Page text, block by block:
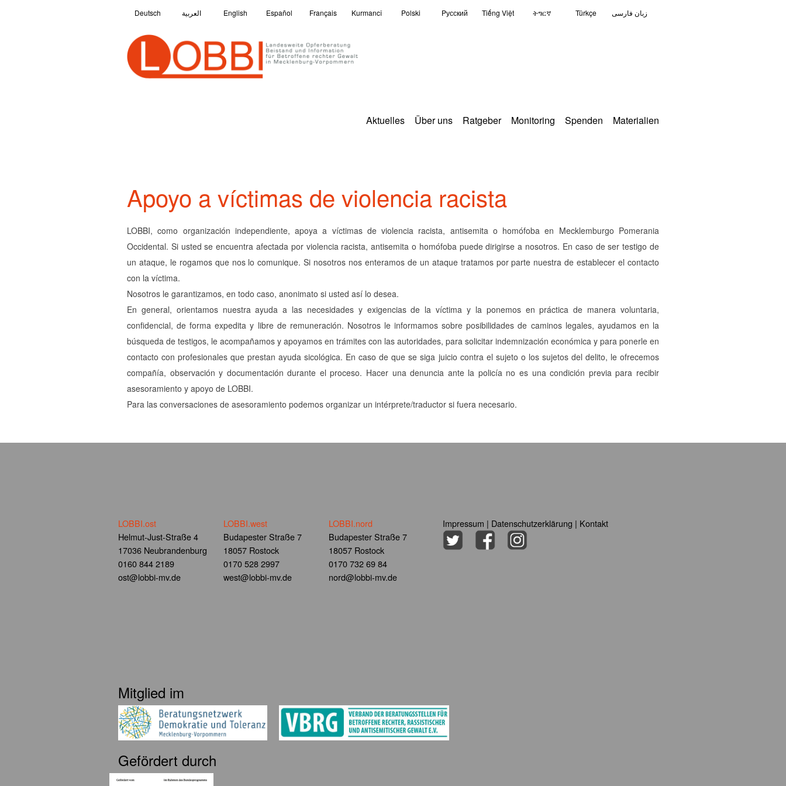
Deutsch العربية English Español Français Kurmancî Polski Pусский Tiếng Việt ትግርኛ Türkçe زبان فارسی
Aktuelles Über uns Ratgeber Monitoring Spenden Materialien
Apoyo a víctimas de violencia racista
LOBBI, como organización independiente, apoya a víctimas de violencia racista, antisemita o homófoba en Mecklemburgo Pomerania
Occidental. Si usted se encuentra afectada por violencia racista, antisemita o homófoba puede dirigirse a nosotros. En caso de ser testigo de
un ataque, le rogamos que nos lo comunique. Si nosotros nos enteramos de un ataque tratamos por parte nuestra de establecer el contacto
con la víctima.
Nosotros le garantizamos, en todo caso, anonimato si usted así lo desea.
En general, orientamos nuestra ayuda a las necesidades y exigencias de la víctima y la ponemos en práctica de manera voluntaria,
confidencial, de forma expedita y libre de remuneración. Nosotros le informamos sobre posibilidades de caminos legales, ayudamos en la
búsqueda de testigos, le acompañamos y apoyamos en trámites con las autoridades, para solicitar indemnización económica y para ponerle en
contacto con profesionales que prestan ayuda sicológica. En caso de que se siga juicio contra el sujeto o los sujetos del delito, le ofrecemos
compañía, observación y documentación durante el proceso. Hacer una denuncia ante la policía no es una condición previa para recibir
asesoramiento y apoyo de LOBBI.
Para las conversaciones de asesoramiento podemos organizar un intérprete/traductor si fuera necesario.
LOBBI.ost
Helmut-Just-Straße 4
17036 Neubrandenburg
0160 844 2189
ost@lobbi-mv.de
LOBBI.west
Budapester Straße 7
18057 Rostock
0170 528 2997
west@lobbi-mv.de
LOBBI.nord
Budapester Straße 7
18057 Rostock
0170 732 69 84
nord@lobbi-mv.de
Impressum | Datenschutzerklärung | Kontakt
Mitglied im
Gefördert durch